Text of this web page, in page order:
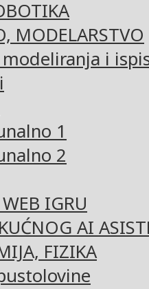
MODELARSTVO
i
1
2
IGRU
AI
FIZIKA